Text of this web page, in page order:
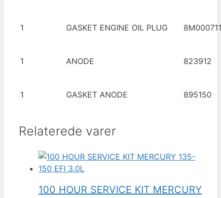
1 GASKET ENGINE OIL PLUG
1 ANODE 823912
1 GASKET ANODE 895150
Relaterede varer
100 HOUR SERVICE KIT MERCURY